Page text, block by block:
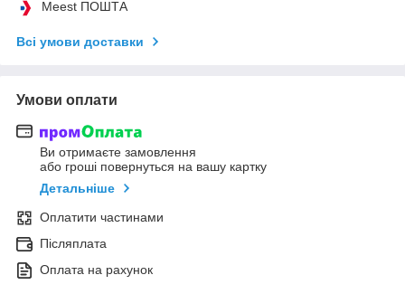
Meest ПОШТА
Всі умови доставки
Умови оплати
Ви отримаєте замовлення
або гроші повернуться на вашу картку
Детальніше
Оплатити частинами
Післяплата
Оплата на рахунок